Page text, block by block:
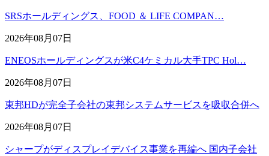
SRSホールディングス、FOOD ＆ LIFE COMPAN…
2026年08月07日
ENEOSホールディングスが米C4ケミカル大手TPC Hol…
2026年08月07日
東邦HDが完全子会社の東邦システムサービスを吸収合併へ
2026年08月07日
シャープがディスプレイデバイス事業を再編へ 国内子会社